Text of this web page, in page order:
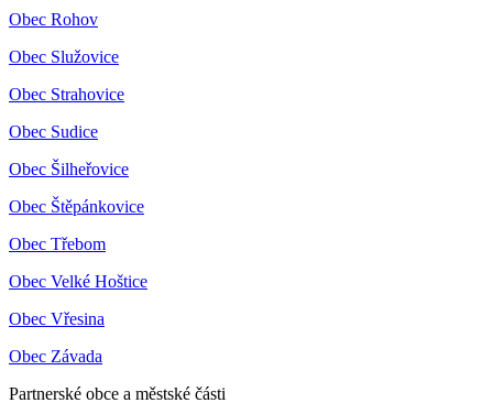
Obec Rohov
Obec Služovice
Obec Strahovice
Obec Sudice
Obec Šilheřovice
Obec Štěpánkovice
Obec Třebom
Obec Velké Hoštice
Obec Vřesina
Obec Závada
Partnerské obce a městské části